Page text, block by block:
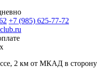
+7 (985) 625-77-72
2 км от МКАД в